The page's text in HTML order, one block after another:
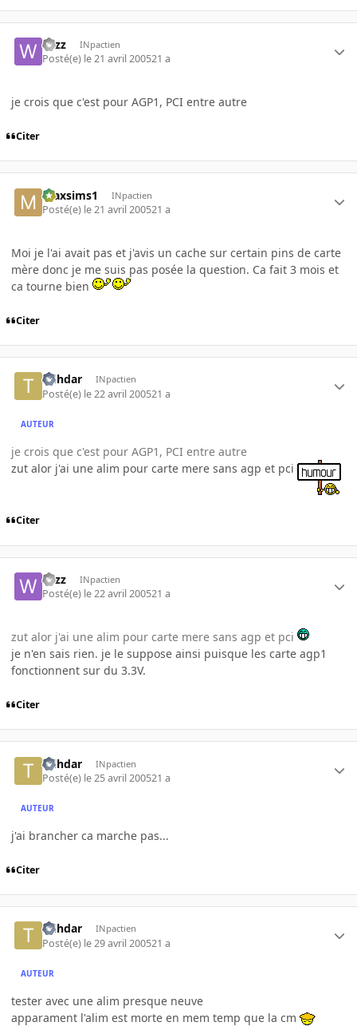
wizz INpactien
Posté(e) le 21 avril 200521 a
je crois que c'est pour AGP1, PCI entre autre
Citer
maxsims1 INpactien
Posté(e) le 21 avril 200521 a
Moi je l'ai avait pas et j'avis un cache sur certain pins de carte
mère donc je me suis pas posée la question. Ca fait 3 mois et
ca tourne bien
Citer
tylhdar INpactien
Posté(e) le 22 avril 200521 a
AUTEUR
je crois que c'est pour AGP1, PCI entre autre
zut alor j'ai une alim pour carte mere sans agp et pci
Citer
wizz INpactien
Posté(e) le 22 avril 200521 a
zut alor j'ai une alim pour carte mere sans agp et pci
je n'en sais rien. je le suppose ainsi puisque les carte agp1
fonctionnent sur du 3.3V.
Citer
tylhdar INpactien
Posté(e) le 25 avril 200521 a
AUTEUR
j'ai brancher ca marche pas...
Citer
tylhdar INpactien
Posté(e) le 29 avril 200521 a
AUTEUR
tester avec une alim presque neuve
apparament l'alim est morte en mem temp que la cm